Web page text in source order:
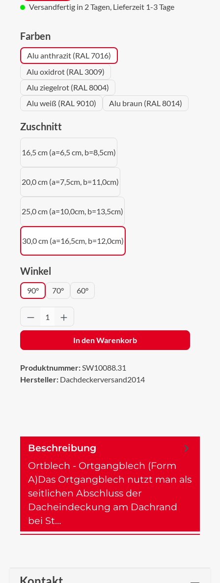
Versandfertig in 2 Tagen, Lieferzeit 1-3 Tage
Farbenauswählen
Alu anthrazit (RAL 7016)
Alu oxidrot (RAL 3009)
Alu ziegelrot (RAL 8004)
Alu weiß (RAL 9010)
Alu braun (RAL 8014)
Zuschnitt
16,5 cm (a=6,5 cm, b=8,5cm)
20,0 cm (a=7,5cm, b=11,0cm)
25,0 cm (a=10,0cm, b=13,5cm)
30,0 cm (a=16,5cm, b=12,0cm)
Winkel
90° 70° 60°
Produkt Anzahl: Gib den gewünschten
In den Warenkorb
Produktnummer:SW10088.31
Hersteller: Dachdeckerversand2014
Beschreibung
Ortblech - Ortgangblech (Form
A)Das Ortgangblech nutzt man als
seitlichen Abschluss der
Dacheindeckung am Dachrand
bei St…